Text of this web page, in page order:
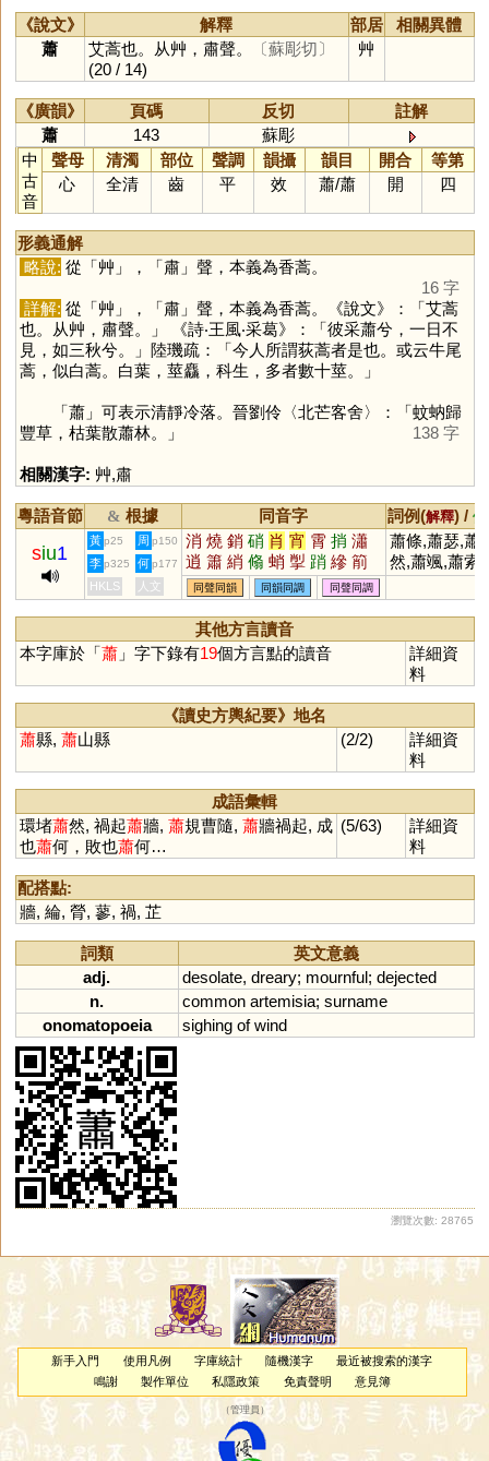
《說文》 解釋 部居
相關異體
蕭
艾蒿也。从艸，肅聲。
〔蘇彫切〕
(20 / 14)
艸
《廣韻》 頁碼 反切
註解
蕭
143
蘇彫
中
古
音
聲母 清濁 部位 聲調 韻攝 韻目 開合
等第
心
全清 齒 平 效 蕭/蕭 開 四
形義通解
略說: 從「艸 」，「肅」聲，本義為香蒿。
16 字
詳解: 從「艸 」，「肅」聲，本義為香蒿。《說文》：「艾蒿
也。从艸，肅聲。」 《詩‧王風‧采葛》：「彼采蕭兮，一日不
見，如三秋兮。」陸璣疏：「今人所謂荻蒿者是也。或云牛尾
蒿，似白蒿。白葉，莖麤，科生，多者數十莖。」
「蕭」可表示清靜冷落。晉劉伶〈北芒客舍〉：「蚊蚋歸
豐草，枯葉散蕭林。」
138 字
相關漢字: 艸,肅
粵語音節 & 根據 同音字 詞例(解釋) /
siu1
黃 p25 周 p150 消 燒 銷 硝 肖 宵 霄 捎 瀟
逍 簫 綃 翛 蛸 揱 踃 縿 箾
蠨 櫹 萷 痟 魈 潚
蕭條,蕭瑟,蕭
然,蕭颯,蕭索,
蕭規曹隨,禍
蕭牆
李 p325 何 p177
HKLS 人文 同聲同韻 同韻同調 同聲同調
其他方言讀音
本字庫於「蕭」字下錄有19個方言點的讀音
詳細資
料
《讀史方輿紀要》地名
蕭縣, 蕭山縣 (2/2)
詳細資
料
成語彙輯
環堵蕭然, 禍起蕭牆, 蕭規曹隨, 蕭牆禍起, 成
也蕭何，敗也蕭何…
(5/63)
詳細資
料
配搭點:
牆, 綸, 膋, 蓼, 禍, 芷
詞類
英文意義
adj.
desolate, dreary; mournful; dejected
n.
common artemisia; surname
onomatopoeia
sighing of wind
瀏覽次數: 28765
新手入門 使用凡例 字庫統計 隨機漢字
最近被搜索的漢字
鳴謝
製作單位 私隱政策 免責聲明 意見簿
（管理員 ）